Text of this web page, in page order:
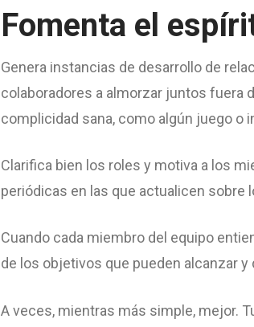
Fomenta el
Genera instancias de desarrollo de
colaboradores a almorzar juntos fuera
complicidad sana, como algún juego o
Clarifica bien los roles y motiva a los
periódicas en las que actualicen sobre
Cuando cada miembro del equipo
de los objetivos que pueden alcanzar
A veces, mientras más simple, mejor.